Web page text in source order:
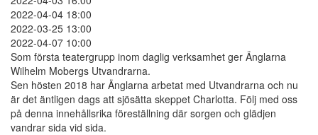
2022-04-04 18:00
2022-03-25 13:00
2022-04-07 10:00
Som första teatergrupp inom daglig verksamhet ger Änglarna
Wilhelm Mobergs Utvandrarna.
Sen hösten 2018 har Änglarna arbetat med Utvandrarna och nu
är det äntligen dags att sjösätta skeppet Charlotta. Följ med oss
på denna innehållsrika föreställning där sorgen och glädjen
vandrar sida vid sida.